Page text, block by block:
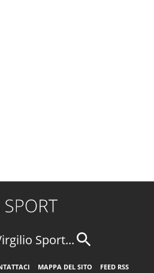
Sport...
MAPPA DEL SITO FEED RSS